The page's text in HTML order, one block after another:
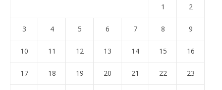
1 2
3 4 5 6 7 8 9
10 11 12 13 14 15 16
17 18 19 20 21 22 23